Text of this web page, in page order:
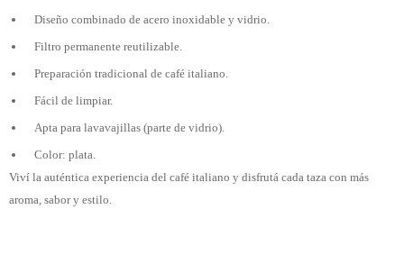
Diseño combinado de acero inoxidable y vidrio.
Filtro permanente reutilizable.
Preparación tradicional de café italiano.
Fácil de limpiar.
Apta para lavavajillas (parte de vidrio).
Color: plata.
Viví la auténtica experiencia del café italiano y disfrutá cada taza con más
aroma, sabor y estilo.